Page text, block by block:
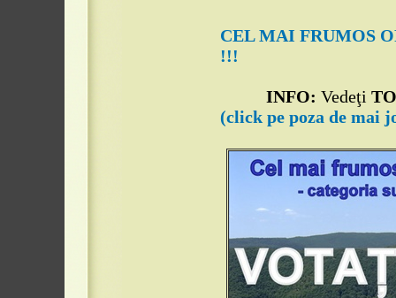
CEL MAI FRUMOS
!!!
INFO: Vedeţi
(click pe poza de mai